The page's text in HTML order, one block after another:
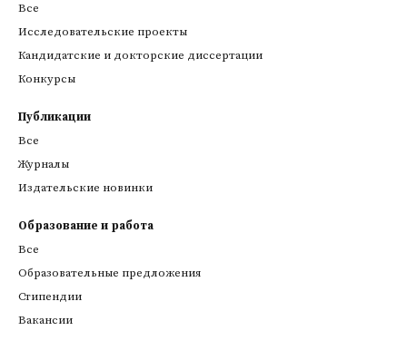
Все
Исследовательские проекты
Кандидатские и докторские диссертации
Конкурсы
Публикации
Все
Журналы
Издательские новинки
Образование и работа
Все
Образовательные предложения
Стипендии
Вакансии